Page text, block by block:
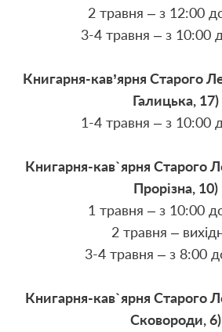
2 травня – з 12:00
3-4 травня – з 10:00
Книгарня-кав’ярня Старого
Галицька, 17)
1-4 травня – з 10:00
Книгарня-кав`ярня Старого
Прорізна, 10)
1 травня – з 10:00
2 травня –
3-4 травня – з 8:00
Книгарня-кав`ярня Старого
Сковороди, 6)